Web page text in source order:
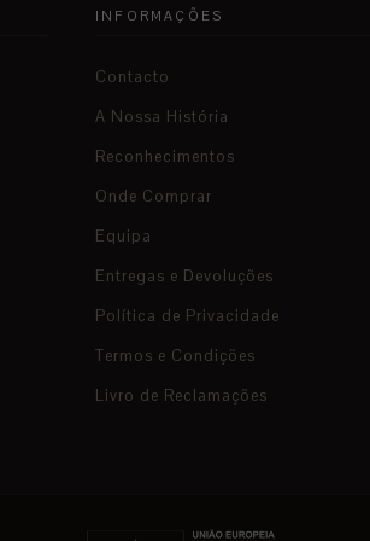
INFORMAÇÕES
Contacto
A Nossa História
Reconhecimentos
Onde Comprar
Equipa
Entregas e Devoluções
Política de Privacidade
Termos e Condições
Livro de Reclamações